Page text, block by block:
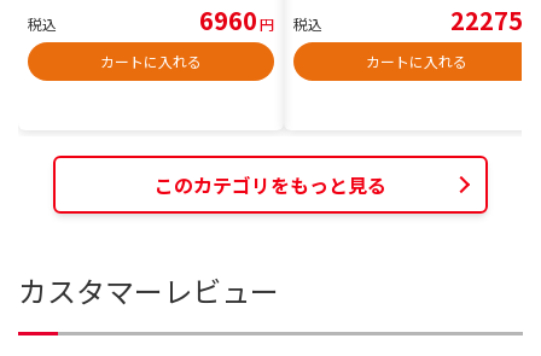
税込 6960円
カートに入れる
税込 22275
カートに入れる
このカテゴリをもっと見る
カスタマーレビュー